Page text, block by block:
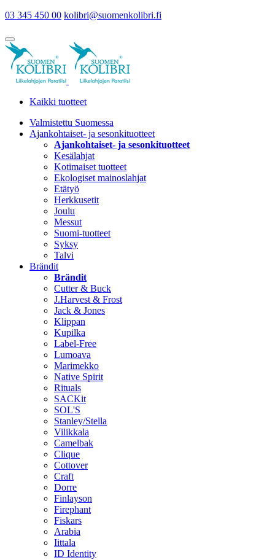
03 345 450 00 kolibri@suomenkolibri.fi
Kaikki tuotteet
Valmistettu Suomessa
Ajankohtaiset- ja sesonkituotteet
Ajankohtaiset- ja sesonkituotteet
Kesälahjat
Kotimaiset tuotteet
Ekologiset mainoslahjat
Etätyö
Herkkusetit
Joulu
Messut
Suomi-tuotteet
Syksy
Talvi
Brändit
Brändit
Cutter & Buck
J.Harvest & Frost
Jack & Jones
Klippan
Kupilka
Label-Free
Lumoava
Marimekko
Native Spirit
Rituals
SACKit
SOL'S
Stanley/Stella
Vilikkala
Camelbak
Clique
Cottover
Craft
Dorre
Finlayson
Firephant
Fiskars
Arabia
Iittala
ID Identity